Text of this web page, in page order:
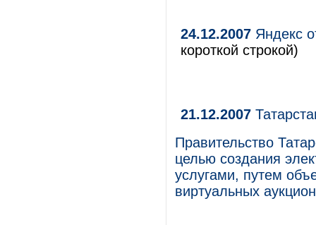
24.12.2007 Яндекс
короткой строкой)
21.12.2007
Правительство
целью создания
услугами, путем
виртуальных